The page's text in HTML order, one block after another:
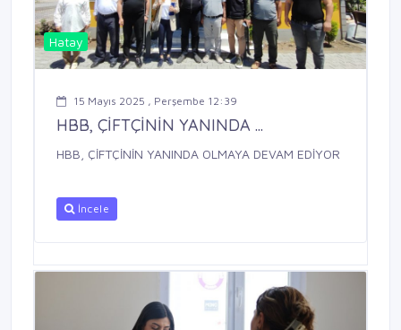
Hatay
15 Mayıs 2025 , Perşembe 12:39
HBB, ÇİFTÇİNİN YANINDA ...
HBB, ÇİFTÇİNİN YANINDA OLMAYA DEVAM EDİYOR
İncele